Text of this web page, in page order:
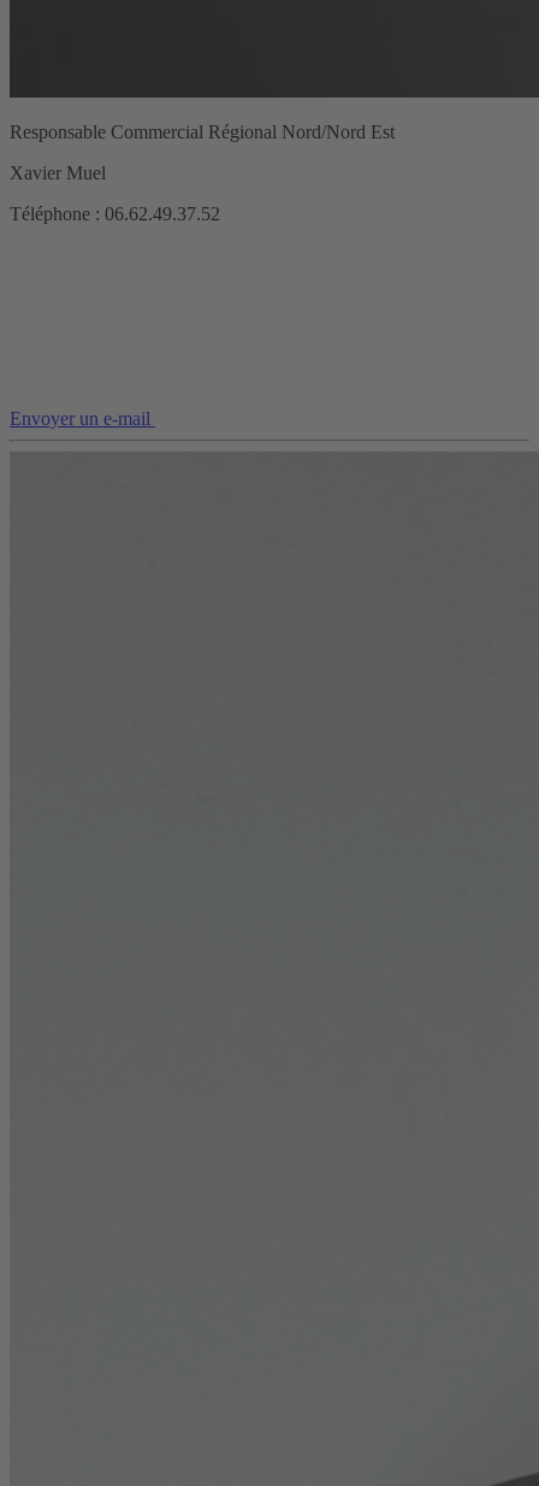
Responsable Commercial Régional Nord/Nord Est
Xavier Muel
Téléphone : 06.62.49.37.52
Envoyer un e-mail